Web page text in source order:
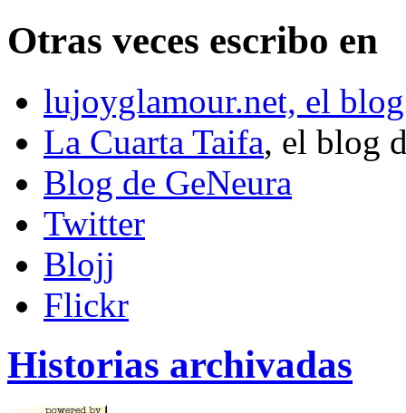
Otras veces escribo en
lujoyglamour.net, el
La Cuarta Taifa, el blog
Blog de GeNeura
Twitter
Blojj
Flickr
Historias archivadas